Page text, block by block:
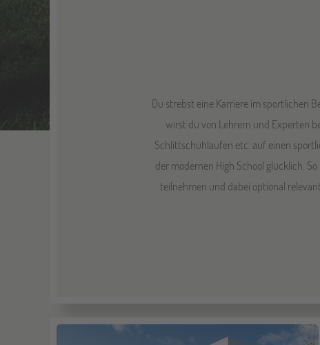
Du strebst eine Karriere im sportlichen
wirst du von Lehrern und Experten
Schlittschuhlaufen etc. auf einen
der modernen High School glücklich.
teilnehmen und dabei optional